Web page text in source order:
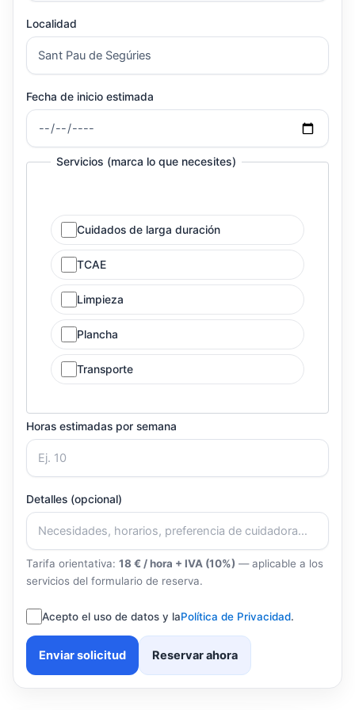
Localidad
Fecha de inicio estimada
Servicios (marca lo que necesites)
Cuidados de larga duración
TCAE
Limpieza
Plancha
Transporte
Horas estimadas por semana
Detalles (opcional)
Tarifa orientativa: 18 € / hora + IVA (10%) — aplicable a los
servicios del formulario de reserva.
Acepto el uso de datos y laPolítica de Privacidad.
Enviar solicitud Reservar ahora